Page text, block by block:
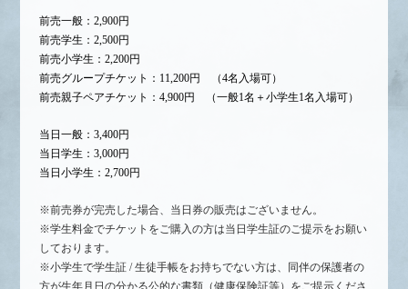
前売一般：2,900円
前売学生：2,500円
前売小学生：2,200円
前売グループチケット：11,200円 （4名入場可）
前売親子ペアチケット：4,900円 （一般1名＋小学生1名入場可）
当日一般：3,400円
当日学生：3,000円
当日小学生：2,700円
※前売券が完売した場合、当日券の販売はございません。
※学生料金でチケットをご購入の方は当日学生証のご提示をお願い
しております。
※小学生で学生証 / 生徒手帳をお持ちでない方は、同伴の保護者の
方が生年月日の分かる公的な書類（健康保険証等）をご提示くださ